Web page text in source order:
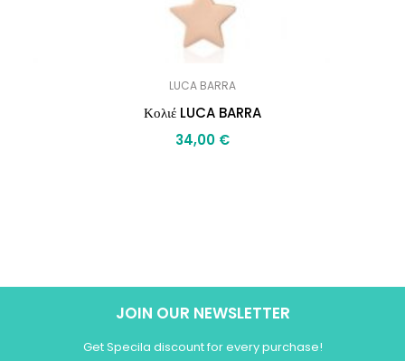
LUCA BARRA
Κολιέ LUCA BARRA
34,00 €
JOIN OUR NEWSLETTER
Get Specila discount for every purchase!